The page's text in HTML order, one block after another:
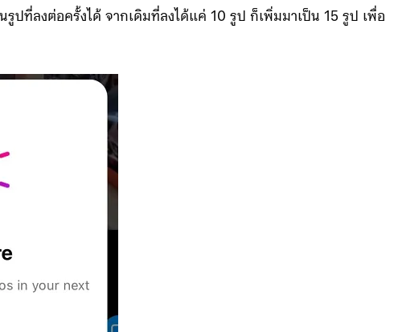
ปที่ลงต่อครั้งได้ จากเดิมที่ลงได้แค่ 10 รูป ก็เพิ่มมาเป็น 15 รูป เพื่อ